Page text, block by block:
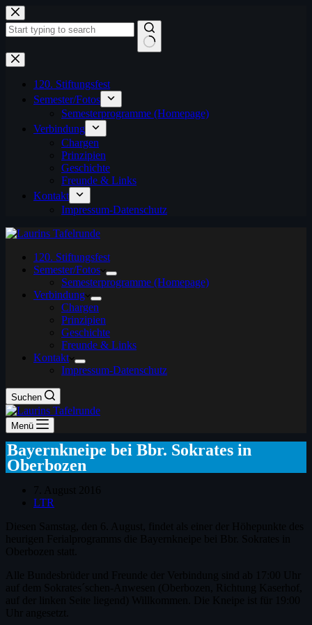
Zum
Inhalt
springen
Keine
Ergebnisse
120. Stiftungsfest
Semester/Fotos
Semesterprogramme (Homepage)
Verbindung
Chargen
Prinzipien
Geschichte
Freunde & Links
Kontakt
Impressum-Datenschutz
120. Stiftungsfest
Semester/Fotos
Semesterprogramme (Homepage)
Verbindung
Chargen
Prinzipien
Geschichte
Freunde & Links
Kontakt
Impressum-Datenschutz
Suchen
Menü
Bayernkneipe bei Bbr. Sokrates in
Oberbozen
LTR